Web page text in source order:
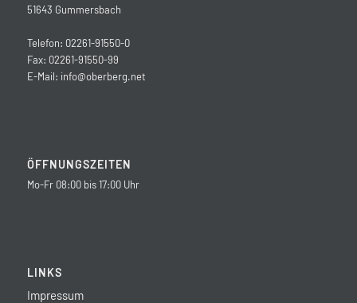
51643 Gummersbach
Telefon: 02261-91550-0
Fax: 02261-91550-99
E-Mail: info@oberberg.net
ÖFFNUNGSZEITEN
Mo-Fr 08:00 bis 17:00 Uhr
LINKS
Impressum